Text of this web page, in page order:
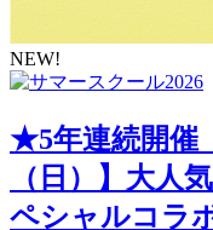
NEW!
★5年連続開催
（日）】大人
ペシャルコラ